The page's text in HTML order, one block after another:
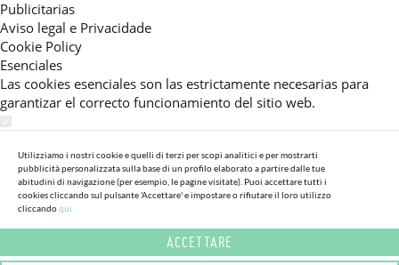
Publicitarias
Aviso legal e Privacidade
Cookie Policy
Esenciales
Las cookies esenciales son las estrictamente necesarias para
garantizar el correcto funcionamiento del sitio web.
Estas cookies nos permiten ofrecerle una experiencia en el sitio
adaptada a su navegación (recomendaciones de producto
personalizadas, énfasis en categorías frecuentemente
consultadas, etc).Al activar esta cookie, nos ayuda a mejorar aún
más su experiencia.
Utilizziamo i nostri cookie e quelli di terzi per scopi analitici e per mostrarti
pubblicità personalizzata sulla base di un profilo elaborato a partire dalle tue
abitudini di navigazione (per esempio, le pagine visitate). Puoi accettare tutti i
cookies cliccando sul pulsante 'Accettare' e impostare o rifiutare il loro utilizzo
cliccandoqui.
ACCETTARE